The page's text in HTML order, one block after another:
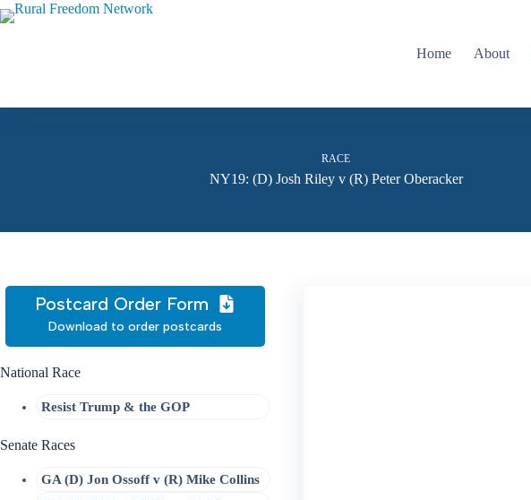
Skip
to
Home
About
RACE
NY19: (D) Josh Riley v (R) Peter Oberacker
Postcard Order Form
Download to order postcards
National Race
Resist Trump & the GOP
Senate Races
GA (D) Jon Ossoff v (R) Mike Collins